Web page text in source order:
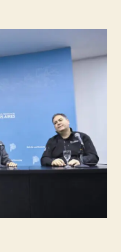
a
Milei
$100
mil
cuestiona
la